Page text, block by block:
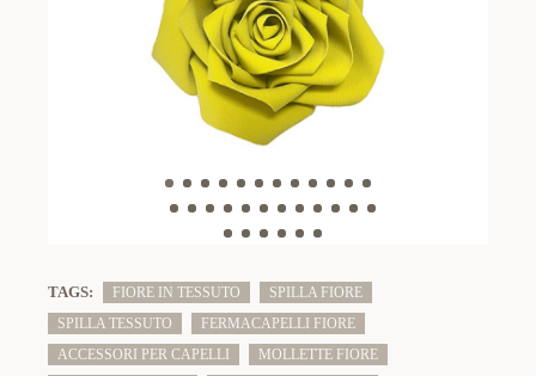
TAGS: FIORE IN TESSUTO
SPILLA FIORE
SPILLA TESSUTO
FERMACAPELLI FIORE
ACCESSORI PER CAPELLI
MOLLETTE FIORE